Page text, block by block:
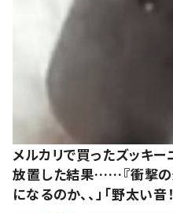
メルカリで買ったズッキ
放置した結果……『衝撃の
になるのか、、」「野太い音